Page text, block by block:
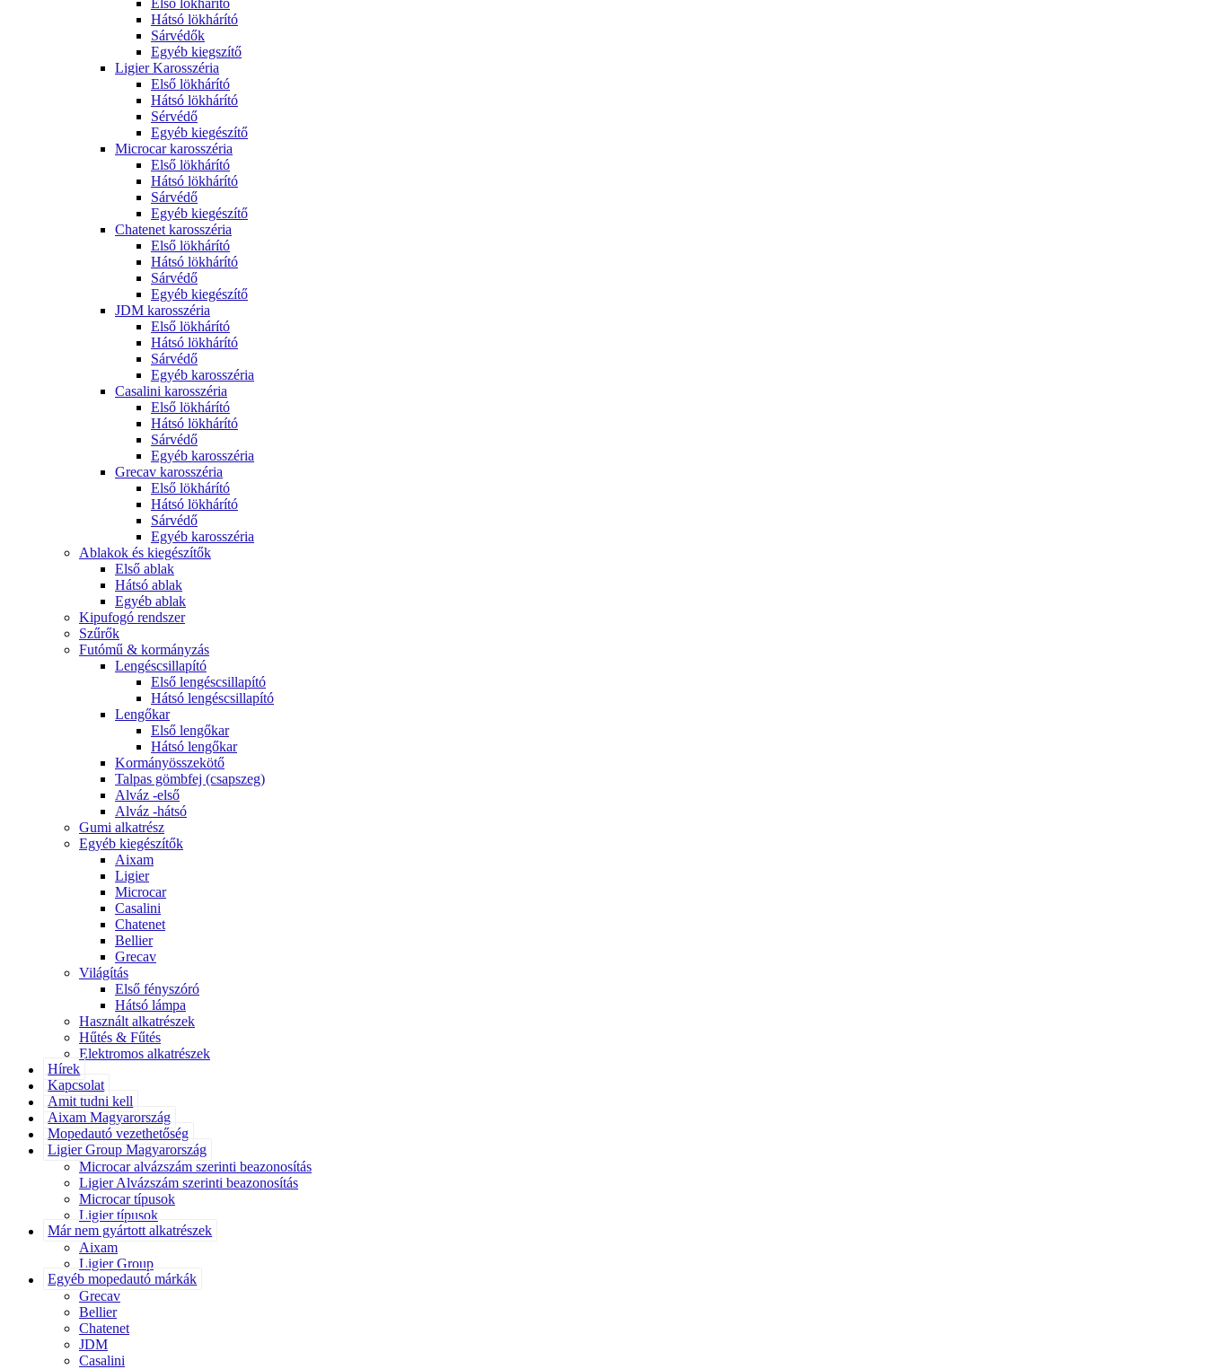
Hátsó lökhárító
Sárvédők
Egyéb kiegszítő
Ligier Karosszéria
Első lökhárító
Hátsó lökhárító
Sérvédő
Egyéb kiegészítő
Microcar karosszéria
Első lökhárító
Hátsó lökhárító
Sárvédő
Egyéb kiegészítő
Chatenet karosszéria
Első lökhárító
Hátsó lökhárító
Sárvédő
Egyéb kiegészítő
JDM karosszéria
Első lökhárító
Hátsó lökhárító
Sárvédő
Egyéb karosszéria
Casalini karosszéria
Első lökhárító
Hátsó lökhárító
Sárvédő
Egyéb karosszéria
Grecav karosszéria
Első lökhárító
Hátsó lökhárító
Sárvédő
Egyéb karosszéria
Ablakok és kiegészítők
Első ablak
Hátsó ablak
Egyéb ablak
Kipufogó rendszer
Szűrők
Futómű & kormányzás
Lengéscsillapító
Első lengéscsillapító
Hátsó lengéscsillapító
Lengőkar
Első lengőkar
Hátsó lengőkar
Kormányösszekötő
Talpas gömbfej (csapszeg)
Alváz -első
Alváz -hátsó
Gumi alkatrész
Egyéb kiegészítők
Aixam
Ligier
Microcar
Casalini
Chatenet
Bellier
Grecav
Világítás
Első fényszóró
Hátsó lámpa
Használt alkatrészek
Hűtés & Fűtés
Elektromos alkatrészek
Hírek
Kapcsolat
Amit tudni kell
Aixam Magyarország
Mopedautó vezethetőség
Ligier Group Magyarország
Microcar alvázszám szerinti beazonosítás
Ligier Alvázszám szerinti beazonosítás
Microcar típusok
Ligier típusok
Már nem gyártott alkatrészek
Aixam
Ligier Group
Egyéb mopedautó márkák
Grecav
Bellier
Chatenet
JDM
Casalini